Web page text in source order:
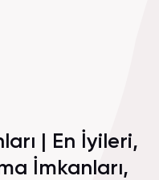
| En İyileri,
İmkanları,